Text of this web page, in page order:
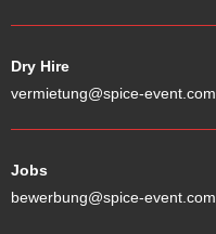
Dry Hire
vermietung@spice-event.com
Jobs
bewerbung@spice-event.com